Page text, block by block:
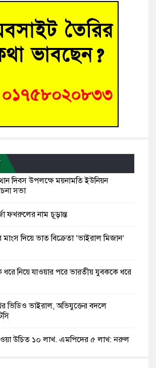
দিবস উপলক্ষে ময়নামতি ইউনিয়ন
সভা
ফখরুলের নাম চূড়ান্ত
দিয়ে ভাত বিক্রেতা ‘ভাইরাল মিজান’
ধরে নিয়ে যাওয়ার পরে ভারতীয় যুবককে ধরে
ভিডিও ভাইরাল, অভিযুক্তের বদলে
হওয়া উচিত ১০ লাখ, এমপিদের ৫ লাখ: নুরুল